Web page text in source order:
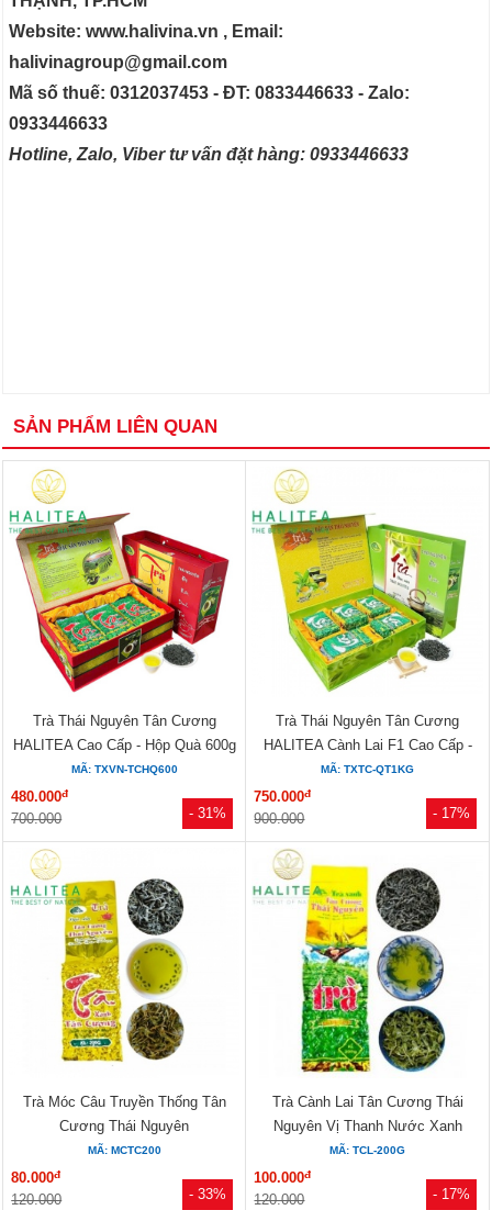
Website: www.halivina.vn , Email:
halivinagroup@gmail.com
Mã số thuế: 0312037453 - ĐT: 0833446633 - Zalo:
0933446633
Hotline, Zalo, Viber tư vấn đặt hàng: 0933446633
SẢN PHẨM LIÊN QUAN
- 31%
Trà Thái Nguyên Tân Cương
HALITEA Cao Cấp - Hộp Quà 600g
MÃ: TXVN-TCHQ600
480.000đ
700.000 - 17%
Trà Thái Nguyên Tân Cương
HALITEA Cành Lai F1 Cao Cấp -
Hộp Quà 1kg
MÃ: TXTC-QT1KG
750.000đ
900.000
- 33%
Trà Móc Câu Truyền Thống Tân
Cương Thái Nguyên
MÃ: MCTC200
80.000đ
120.000 - 17%
Trà Cành Lai Tân Cương Thái
Nguyên Vị Thanh Nước Xanh
MÃ: TCL-200G
100.000đ
120.000